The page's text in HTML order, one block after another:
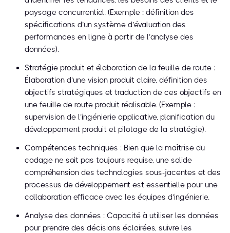
paysage concurrentiel. (Exemple : définition des
spécifications d’un système d’évaluation des
performances en ligne à partir de l’analyse des
données).
Stratégie produit et élaboration de la feuille de route :
Élaboration d’une vision produit claire, définition des
objectifs stratégiques et traduction de ces objectifs en
une feuille de route produit réalisable. (Exemple :
supervision de l’ingénierie applicative, planification du
développement produit et pilotage de la stratégie).
Compétences techniques : Bien que la maîtrise du
codage ne soit pas toujours requise, une solide
compréhension des technologies sous-jacentes et des
processus de développement est essentielle pour une
collaboration efficace avec les équipes d’ingénierie.
Analyse des données : Capacité à utiliser les données
pour prendre des décisions éclairées, suivre les